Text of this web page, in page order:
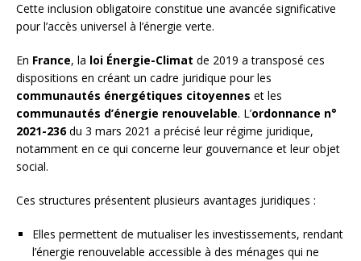
Cette inclusion obligatoire constitue une avancée significative
pour l’accès universel à l’énergie verte.
En France, la loi Énergie-Climat de 2019 a transposé ces
dispositions en créant un cadre juridique pour les
communautés énergétiques citoyennes et les
communautés d’énergie renouvelable. L’ordonnance n°
2021-236du 3 mars 2021 a précisé leur régime juridique,
notamment en ce qui concerne leur gouvernance et leur objet
social.
Ces structures présentent plusieurs avantages juridiques :
Elles permettent de mutualiser les investissements, rendant
l’énergie renouvelable accessible à des ménages qui ne